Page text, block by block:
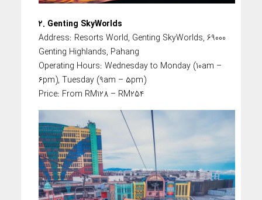
۲. Genting SkyWorlds
Address: Resorts World, Genting SkyWorlds, 69000
Genting Highlands, Pahang
Operating Hours: Wednesday to Monday (10am –
۶pm), Tuesday (9am – ۵pm)
Price: From RM128 – RM254